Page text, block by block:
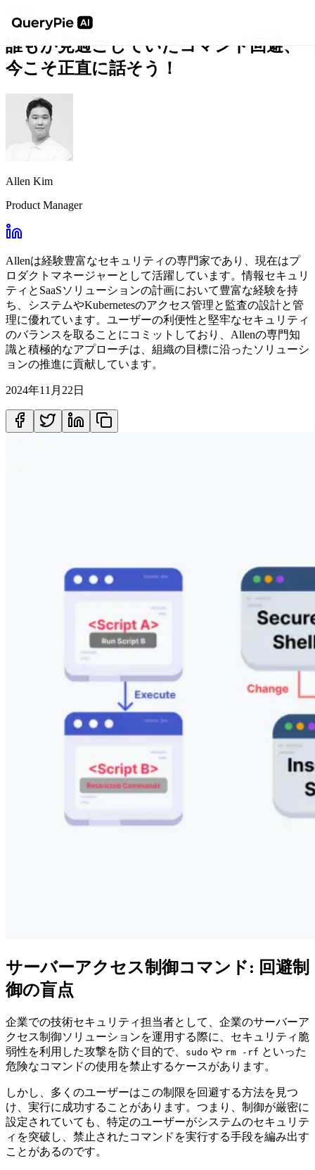
誰もが見過ごしていたコマンド回避、
今こそ正直に話そう！
Allen Kim
Product Manager
Allenは経験豊富なセキュリティの専門家であり、現在はプ
ロダクトマネージャーとして活躍しています。情報セキュリ
ティとSaaSソリューションの計画において豊富な経験を持
ち、システムやKubernetesのアクセス管理と監査の設計と管
理に優れています。ユーザーの利便性と堅牢なセキュリティ
のバランスを取ることにコミットしており、Allenの専門知
識と積極的なアプローチは、組織の目標に沿ったソリューシ
ョンの推進に貢献しています。
2024年11月22日
サーバーアクセス制御コマンド: 回避制
御の盲点
企業での技術セキュリティ担当者として、企業のサーバーア
クセス制御ソリューションを運用する際に、セキュリティ脆
弱性を利用した攻撃を防ぐ目的で、
sudo や rm -rf といった
危険なコマンドの使用を禁止するケースがあります。
しかし、多くのユーザーはこの制限を回避する方法を見つ
け、実行に成功することがあります。つまり、制御が厳密に
設定されていても、特定のユーザーがシステムのセキュリテ
ィを突破し、禁止されたコマンドを実行する手段を編み出す
ことがあるのです。